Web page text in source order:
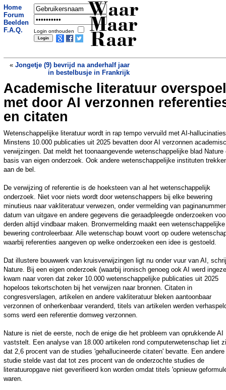
Home
Forum
Beelden
F.A.Q.
Login onthouden
Waar
Maar
Raar
« Jongetje (9) bevrijd na anderhalf jaar
in bestelbusje in Frankrijk
Tesla met zelfrijdende functie mag de
weg op in Nederland»
Academische literatuur
met door AI verzonnen
en citaten
Wetenschappelijke literatuur wordt in rap tempo vervuild met AI-
Minstens 10.000 publicaties uit 2025 bevatten door AI verzonnen
verwijzingen. Dat meldt het toonaangevende wetenschappelijke blad Nature
basis van eigen onderzoek. Ook andere wetenschappelijke instituten
aan de bel.
De verwijzing of referentie is de hoeksteen van al het wetenschappelijk
onderzoek. Niet voor niets wordt door wetenschappers bij elke bewering
minutieus naar vakliteratuur verwezen, onder vermelding van
datum van uitgave en andere gegevens die geraadpleegde onderzoeken
derden altijd vindbaar maken. Bronvermelding maakt een wetenschappelijke
bewering controleerbaar. Alle wetenschap bouwt voort op oudere
waarbij referenties aangeven op welke onderzoeken een idee is gestoeld.
Dat illustere bouwwerk van kruisverwijzingen ligt nu onder vuur van AI,
Nature. Bij een eigen onderzoek (waarbij ironisch genoeg ook AI werd
kwam naar voren dat zeker 10.000 wetenschappelijke publicaties uit 2025
hopeloos tekortschoten bij het verwijzen naar bronnen. Citaten in
congresverslagen, artikelen en andere vakliteratuur bleken aantoonbaar
verzonnen of onherkenbaar veranderd, titels van artikelen werden
soms werd een referentie domweg verzonnen.
Nature is niet de eerste, noch de enige die het probleem van oprukkende AI
vaststelt. Een analyse van 18.000 artikelen rond computerwetenschap liet
dat 2,6 procent van de studies 'gehallucineerde citaten' bevatte. Een andere
studie stelde vast dat tot zes procent van de onderzochte studies de
literatuuropgave niet geverifieerd kon worden omdat titels 'opnieuw
waren.